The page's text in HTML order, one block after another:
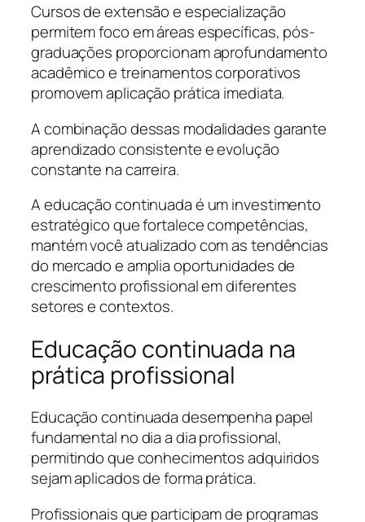
Cursos de extensão e especialização
permitem foco em áreas específicas, pós-
graduações proporcionam aprofundamento
acadêmico e treinamentos corporativos
promovem aplicação prática imediata.
A combinação dessas modalidades garante
aprendizado consistente e evolução
constante na carreira.
A educação continuada é um investimento
estratégico que fortalece competências,
mantém você atualizado com as tendências
do mercado e amplia oportunidades de
crescimento profissional em diferentes
setores e contextos.
Educação continuada na
prática profissional
Educação continuada desempenha papel
fundamental no dia a dia profissional,
permitindo que conhecimentos adquiridos
sejam aplicados de forma prática.
Profissionais que participam de programas